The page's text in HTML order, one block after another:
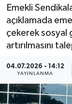
Emekli
açıklamada
çekerek sosyal
artırılmasını
04.07.2026 - 14:12
YAYINLANMA